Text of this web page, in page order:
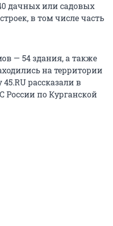
дачных или садовых
в том числе часть
— 54 здания, а также
на территории
рассказали в
по Курганской